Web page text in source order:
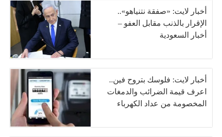
أخبار لايت: «صفقة نتنياهو»..
الإقرار بالذنب مقابل العفو –
أخبار السعودية
أخبار لايت: فلوسك بتروح فين..
اعرف قيمة الضرائب والدمغات
المخصومة من عداد الكهرباء